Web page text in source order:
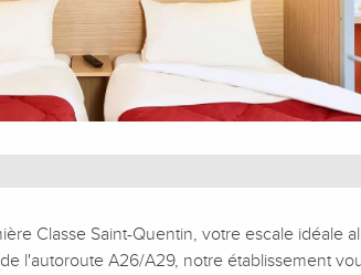
Classe Saint-Quentin, votre escale idéale
l'autoroute A26/A29, notre établissement